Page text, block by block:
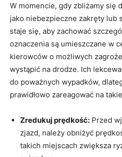
W momencie, ⁢gdy zbliżamy się
jako ⁣niebezpieczne zakręty lub
staje się,⁢ aby zachować
oznaczenia⁤ są ⁣umieszczane w
kierowców o‌ możliwych
wystąpić na drodze. Ich
do poważnych wypadków,
prawidłowo zareagować ‍na
Zredukuj prędkość: Przed
zjazd, należy⁢ obniżyć
takich miejscach zwiększa